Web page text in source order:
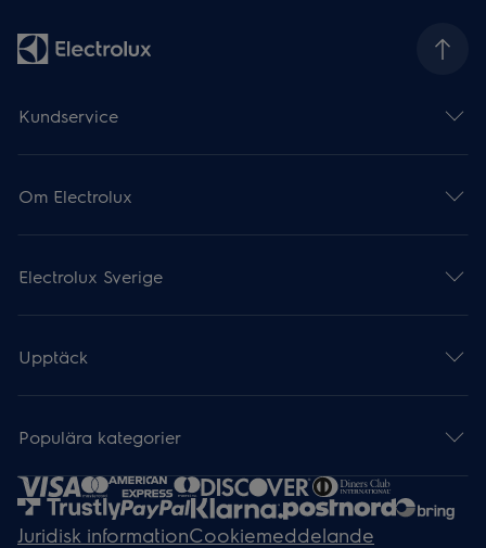
Kundservice
Om Electrolux
Electrolux Sverige
Upptäck
Populära kategorier
Juridisk informationCookiemeddelande